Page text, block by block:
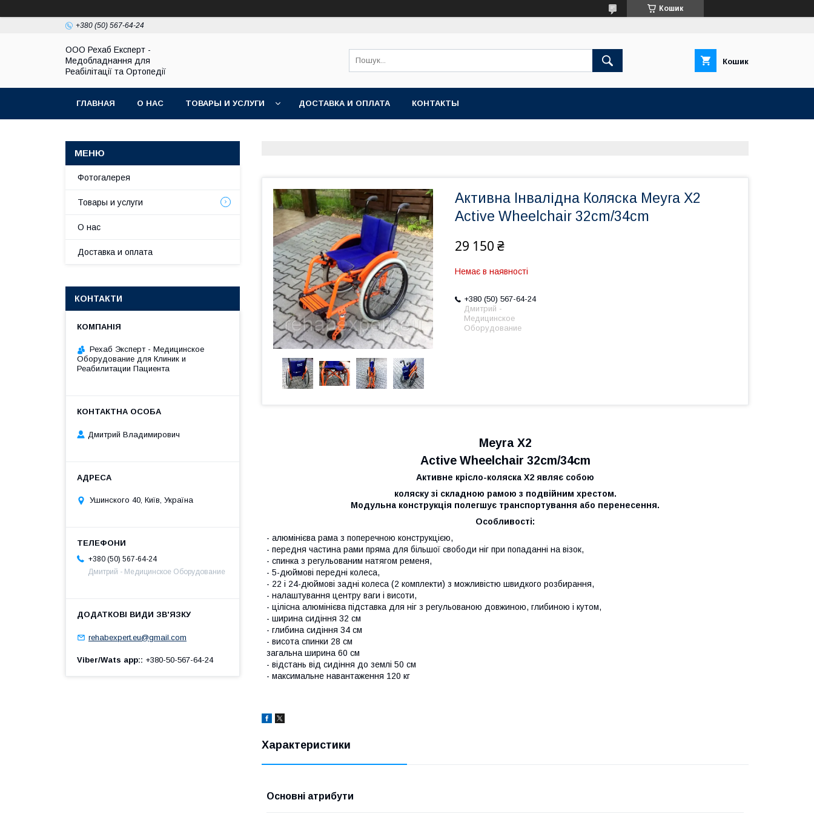
Кошик
+380 (50) 567-64-24
OOO Рехаб Експерт -
Медобладнання для
Реабілітації та Ортопедії
Кошик
ГЛАВНАЯ О НАС ТОВАРЫ И УСЛУГИ ДОСТАВКА И ОПЛАТА КОНТАКТЫ
Активна Інвалідна Коляска Meyra X2
Active Wheelchair 32cm/34cm
29 150 ₴
Немає в наявності
+380 (50) 567-64-24
Дмитрий -
Медицинское
Оборудование
Meyra X2
Active Wheelchair 32cm/34cm
Активне крісло-коляска X2 являє собою
коляску зі складною рамою з подвійним хрестом.
Модульна конструкція полегшує транспортування або перенесення.
Особливості:
- алюмінієва рама з поперечною конструкцією,
- передня частина рами пряма для більшої свободи ніг при попаданні на візок,
- спинка з регульованим натягом ременя,
- 5-дюймові передні колеса,
- 22 і 24-дюймові задні колеса (2 комплекти) з можливістю швидкого розбирання,
- налаштування центру ваги і висоти,
- цілісна алюмінієва підставка для ніг з регульованою довжиною, глибиною і кутом,
- ширина сидіння 32 см
- глибина сидіння 34 см
- висота спинки 28 см
загальна ширина 60 см
- відстань від сидіння до землі 50 см
- максимальне навантаження 120 кг
Характеристики
Основні атрибути
Фотогалерея
Товары и услуги
О нас
Доставка и оплата
КОНТАКТИ
Рехаб Эксперт - Медицинское
Оборудование для Клиник и
Реабилитации Пациента
Дмитрий Владимирович
Ушинского 40, Київ, Україна
+380 (50) 567-64-24
Дмитрий - Медицинское Оборудование
rehabexpert.eu@gmail.com
Viber/Wats app: +380-50-567-64-24